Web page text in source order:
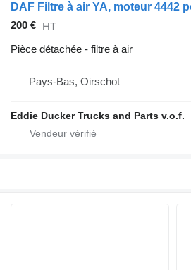
DAF Filtre à air YA, moteur 4442
200 € HT
Pièce détachée - filtre à air
Pays-Bas, Oirschot
Eddie Ducker Trucks and Parts v.o.f.